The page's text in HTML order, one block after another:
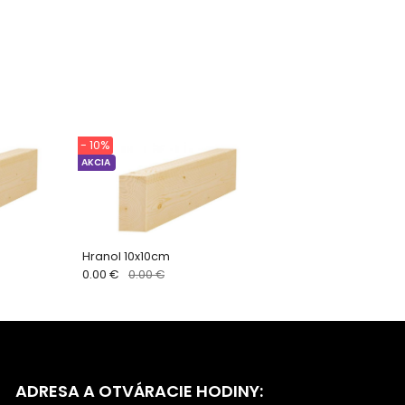
Hranol 10x10cm
AKCIA
- 10%
0.00 € 0.00 €
ADRESA A OTVÁRACIE HODINY: